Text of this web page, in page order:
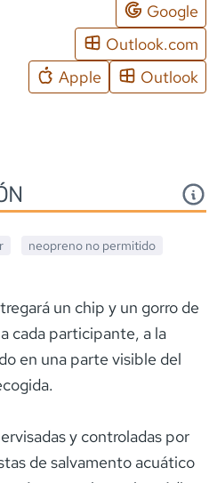
Google
Outlook.com
Apple
Outlook
neopreno no permitido
un chip y un gorro de
cada participante, a la
en una parte visible del
y controladas por
de salvamento acuático